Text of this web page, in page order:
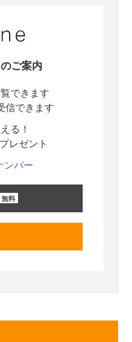
のご案内
できます
信できます
る！
レゼント
ンバー
無料